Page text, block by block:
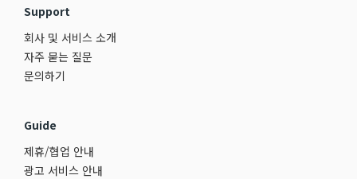
Support
회사 및 서비스 소개
자주 묻는 질문
문의하기
Guide
제휴/협업 안내
광고 서비스 안내